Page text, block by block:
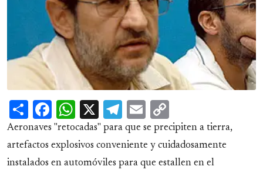
ShareFacebook
WhatsApp
X Telegram
Email
Link
Aeronaves "retocadas" para que se precipiten a tierra,
artefactos explosivos conveniente y cuidadosamente
instalados en automóviles para que estallen en el